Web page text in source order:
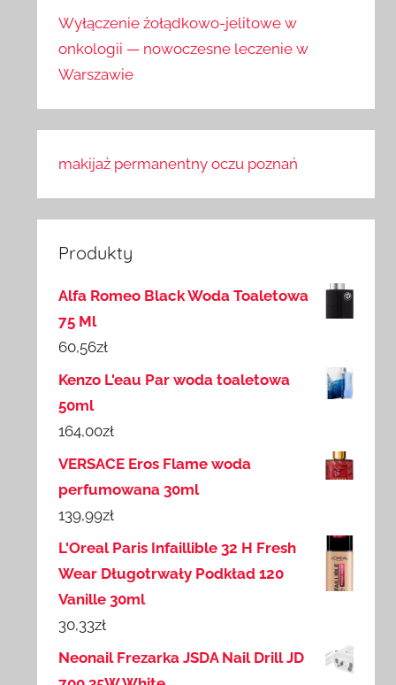
Wyłączenie żołądkowo-jelitowe w
onkologii — nowoczesne leczenie w
Warszawie
makijaż permanentny oczu poznań
Produkty
Alfa Romeo Black Woda Toaletowa
75 Ml
60,56zł
Kenzo L'eau Par woda toaletowa
50ml
164,00zł
VERSACE Eros Flame woda
perfumowana 30ml
139,99zł
L'Oreal Paris Infaillible 32 H Fresh
Wear Długotrwały Podkład 120
Vanille 30ml
30,33zł
Neonail Frezarka JSDA Nail Drill JD